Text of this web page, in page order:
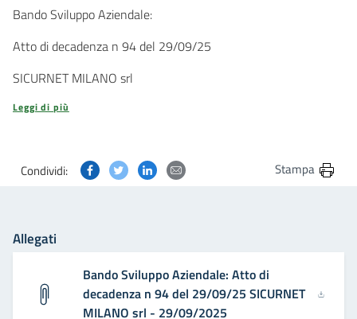
Bando Sviluppo Aziendale:
Atto di decadenza n 94 del 29/09/25
SICURNET MILANO srl
Leggi di più
Condividi: Condividi questa pagina su Facebook
Condividi questa pagina su Twitter
Condividi questa pagina su Linkedin
Condividi questa pagina via
Stampa
Allegati
Bando Sviluppo Aziendale: Atto di
decadenza n 94 del 29/09/25 SICURNET
MILANO srl - 29/09/2025